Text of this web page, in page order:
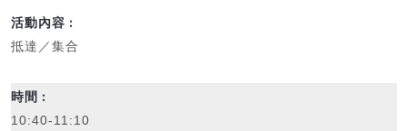
抵達／集合
10:40-11:10